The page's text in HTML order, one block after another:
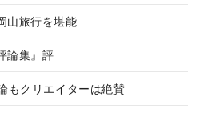
山旅行を堪能
論集』評
もクリエイターは絶賛